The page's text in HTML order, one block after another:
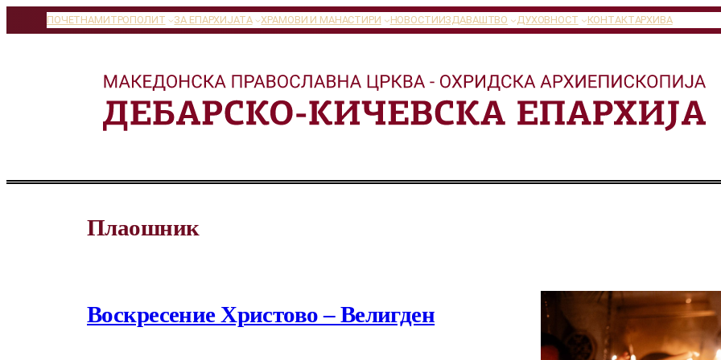
на
ПОЧЕТНАМИТРОПОЛИТ ЗА ЕПАРХИЈАТА ХРАМОВИ И МАНАСТИРИ НОВОСТИИЗДАВАШТВО ДУХОВНОСТ КОНТАКТАРХИВА
Плаошник
Воскресение Христово – Велигден